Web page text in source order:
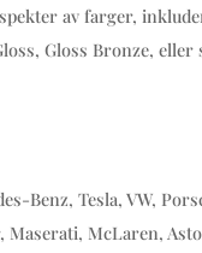
av farger,
Gloss Bronze,
Benz, Tesla, VW,
Maserati, McLaren,